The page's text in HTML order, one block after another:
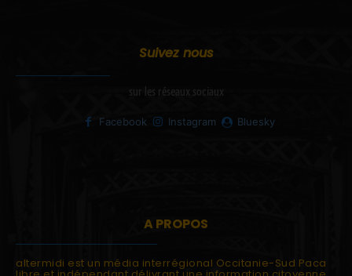
Suivez nous
sur les réseaux sociaux
Facebook Instagram Bluesky
A PROPOS
altermidi est un média interrégional Occitanie-Sud Paca